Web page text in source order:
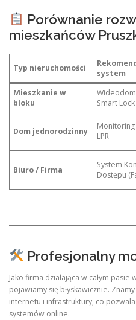
Porównanie
mieszkańców
Typ nieruchomości
system
Mieszkanie w
bloku
Smart Lock
Dom jednorodzinny
Monitoring
LPR
Biuro / Firma
System
Dostępu
Profesjonalny
Jako firma działająca w całym
pojawiamy się błyskawicznie.
internetu i infrastruktury, co
systemów online.